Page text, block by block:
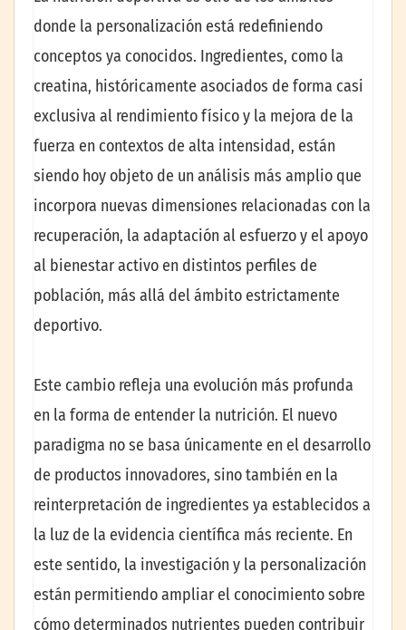
donde la personalización está redefiniendo
conceptos ya conocidos. Ingredientes, como la
creatina, históricamente asociados de forma casi
exclusiva al rendimiento físico y la mejora de la
fuerza en contextos de alta intensidad, están
siendo hoy objeto de un análisis más amplio que
incorpora nuevas dimensiones relacionadas con la
recuperación, la adaptación al esfuerzo y el apoyo
al bienestar activo en distintos perfiles de
población, más allá del ámbito estrictamente
deportivo.
Este cambio refleja una evolución más profunda
en la forma de entender la nutrición. El nuevo
paradigma no se basa únicamente en el desarrollo
de productos innovadores, sino también en la
reinterpretación de ingredientes ya establecidos a
la luz de la evidencia científica más reciente. En
este sentido, la investigación y la personalización
están permitiendo ampliar el conocimiento sobre
cómo determinados nutrientes pueden contribuir